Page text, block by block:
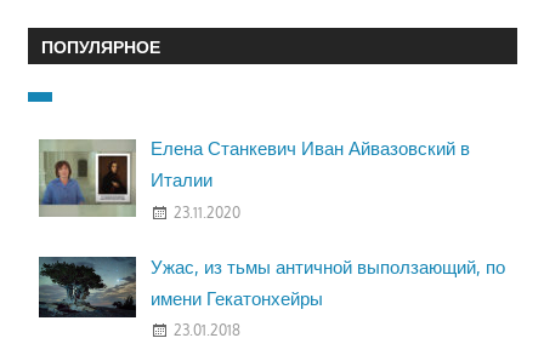
ПОПУЛЯРНОЕ
Елена Станкевич Иван Айвазовский в
Италии
23.11.2020
Ужас, из тьмы античной выползающий, по
имени Гекатонхейры
23.01.2018